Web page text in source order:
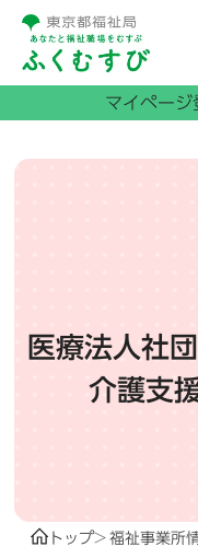
医療法人社
介護支
トップ
福祉事業所